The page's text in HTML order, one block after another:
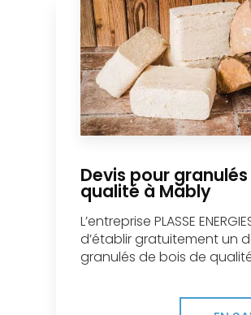
Devis pour
qualité à Mably
L’entreprise PLASSE
d’établir gratuitement un
granulés de bois de